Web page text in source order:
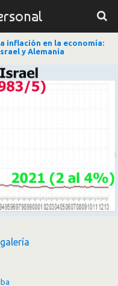
inflación en la economía:
y Alemania